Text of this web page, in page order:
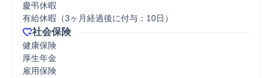
慶弔休暇
有給休暇（3ヶ月経過後に付与：10日）
社会保険
健康保険
厚生年金
雇用保険